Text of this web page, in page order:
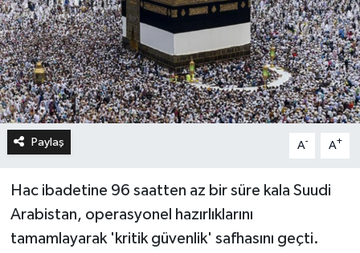
Paylaş A- A+
Hac ibadetine 96 saatten az bir süre kala Suudi
Arabistan, operasyonel hazırlıklarını
tamamlayarak 'kritik güvenlik' safhasını geçti.